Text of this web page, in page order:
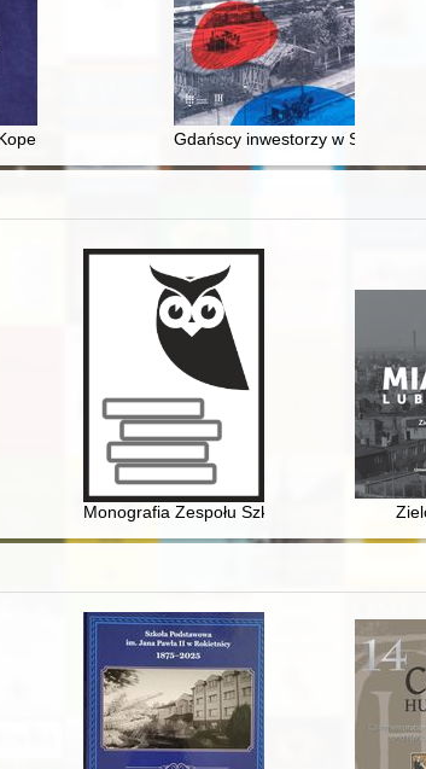
z rodu ŚlązakaGdańscy inwestorzy w Sopocie
: od epoki kamienia do czasów współczesnych
Monografia Zespołu Szkół